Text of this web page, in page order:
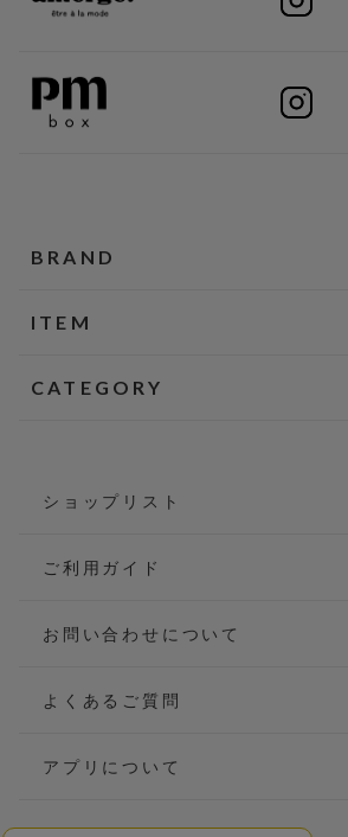
BRAND
ITEM
CATEGORY
ショップリスト
ご利用ガイド
お問い合わせについて
よくあるご質問
アプリについて